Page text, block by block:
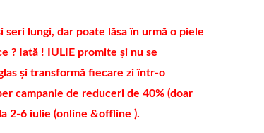
lungi, dar poate lăsa în urmă o piele
? Iată ! IULIE promite și nu se
și transformă fiecare zi într-o
campanie de reduceri de 40% (doar
2-6 iulie (online &offline ).